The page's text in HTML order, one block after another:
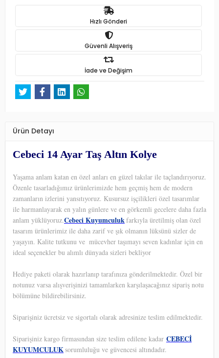
Hızlı Gönderi
Güvenli Alışveriş
İade ve Değişim
Ürün Detayı
Cebeci 14 Ayar Taş Altın Kolye
Yaşama anlam katan en özel anları en güzel takılar ile taçlandırıyoruz.
Özenle tasarladığımız ürünlerimizde hem geçmiş hem de modern
zamanların izlerini yansıtıyoruz. Kusursuz işçilikleri özel tasarımlar
ile harmanlayarak en yalın günlere ve en görkemli gecelere daha fazla
anlam yüklüyoruz.Cebeci Kuyumculukfarkıyla üretilmiş olan özel
tasarım ürünlerimiz ile daha zarif ve şık olmanın lüksünü sizler de
yaşayın. Kalite tutkunu ve mücevher taşımayı seven kadınlar için en
ideal seçenekler bu alımlı dünyada sizleri bekliyor
Hediye paketi olarak hazırlanıp tarafınıza gönderilmektedir. Özel bir
notunuz varsa alışverişinizi tamamlarken karşılaşacağınız sipariş notu
bölümüne bildirebilirsiniz.
Siparişiniz ücretsiz ve sigortalı olarak adresinize teslim edilmektedir.
Siparişiniz kargo firmasından size teslim edilene kadar CEBECİ
KUYUMCULUKsorumluluğu ve güvencesi altındadır.